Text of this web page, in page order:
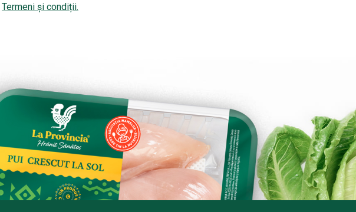
Termeni și condiții.